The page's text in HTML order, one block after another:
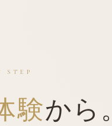
STEP
験から。